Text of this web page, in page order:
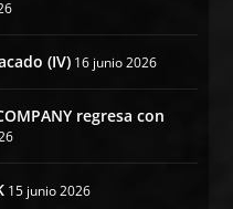
(IV) 16 junio 2026
regresa con
15 junio 2026